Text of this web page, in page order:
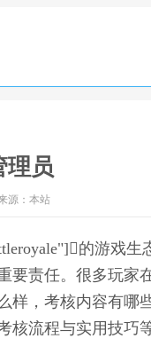
理员
源：本站
的游戏生
要责任。很多玩家
样，考核内容有哪
核流程与实用技巧